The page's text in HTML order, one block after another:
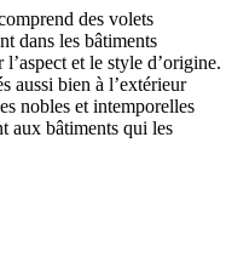
des volets
dans les bâtiments
et le style d’origine.
aussi bien à l’extérieur
nobles et intemporelles
aux bâtiments qui les